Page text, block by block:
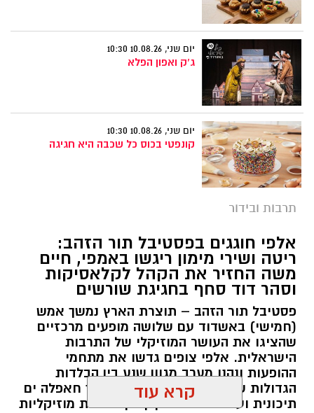
יום שני, 10.08.26 10:30
ג'ק ואפון הפלא
יום שני, 10.08.26 10:30
קונפטי בכוס כל שכבה היא חגיגה
תרבות ובידור
אלפי חוגגים בפסטיבל תור הזהב:
ריטה ושירי מימון ריגשו באמפי, חיים
משה החזיר את הקהל לקלאסיקות
וסהר דוד סחף בחגיגת שורשים
פסטיבל תור הזהב – תוצרת הארץ נמשך אמש
(חמישי) באשדוד עם שלושה מופעים מרכזיים
שהציגו את העושר המוזיקלי של התרבות
הישראלית. אלפי צופים גדשו את מתחמי
ההופעות ונהנו מערב מגוון שנע בין הבלדות
הגדולות של המוזיקה הישראלית, דרך חאפלה ים
תיכונית ועד למפגש מסקרן בין מסורות מוזיקליות
קרא עוד